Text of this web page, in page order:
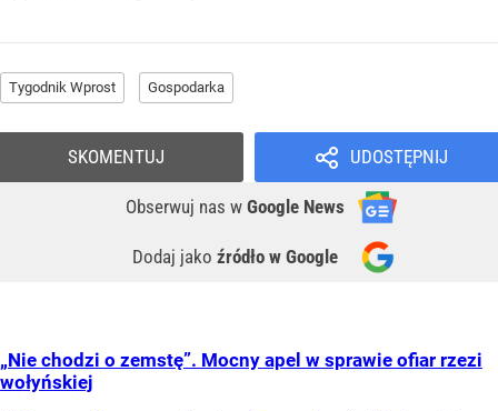
Tygodnik Wprost Gospodarka
UDOSTĘPNIJ
Obserwuj nas w Google News
Dodaj jako źródło w Google
SKOMENTUJ
„Nie chodzi o zemstę”. Mocny apel w sprawie ofiar rzezi
wołyńskiej